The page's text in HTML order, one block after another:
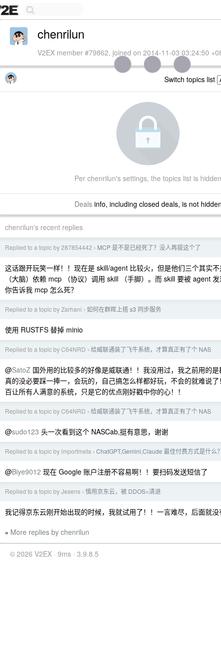
chenrilun
V2EX member #79862, joined on 2014-11-03 03:24:50
Switch topics list
Per chenrilun's settings, the topics list is hidden
Dealsinfo, including closed deals, is not
chenrilun's recent replies
Replied to a topic by 287854442 › MCP 是不是已经死了？没人再提这个了
这话跟开玩笑一样！！现在是 skill/agent 比较火，但是他们三个其实
（大脑）依赖 mcp （协议）调用 skill （手脚）。而 skill 要被 agent
你告诉我 mcp 怎么死？
Replied to a topic by Zarhani › 如何在群晖上搭 s3 同步服务
使用 RUSTFS 替掉 minio
Replied to a topic by C64NRD › 给威联通装了飞牛系统，才算真正有了个 NAS
@SatoZ 国外用的比较多的好像是威联通！！我没用过，我之前用的
真的没必要踩一捧一，会玩的，自己搞怎么样都好玩，不会的就难说
百让所有人满意的系统，只是它的优点刚好戳中你的心！！
Replied to a topic by C64NRD › 给威联通装了飞牛系统，才算真正有了个 NAS
@sudo123 头一次看到这个 NASCab,挺有意思，谢谢
Replied to a topic by importmeta › ChatGPT,Gemini,Claude 最佳付费方式是什么
@Biye9012 现在 Google 账户注册不容易啊！！要扫码发送短信了
Replied to a topic by Jesens › 慎用京东云，被 DDOS=清退
我记得京东云刚开始出现的时候，我就试用了！！一言难尽，后面就
» More replies by chenrilun
© 2026 V2EX · 9ms · 3.9.8.5